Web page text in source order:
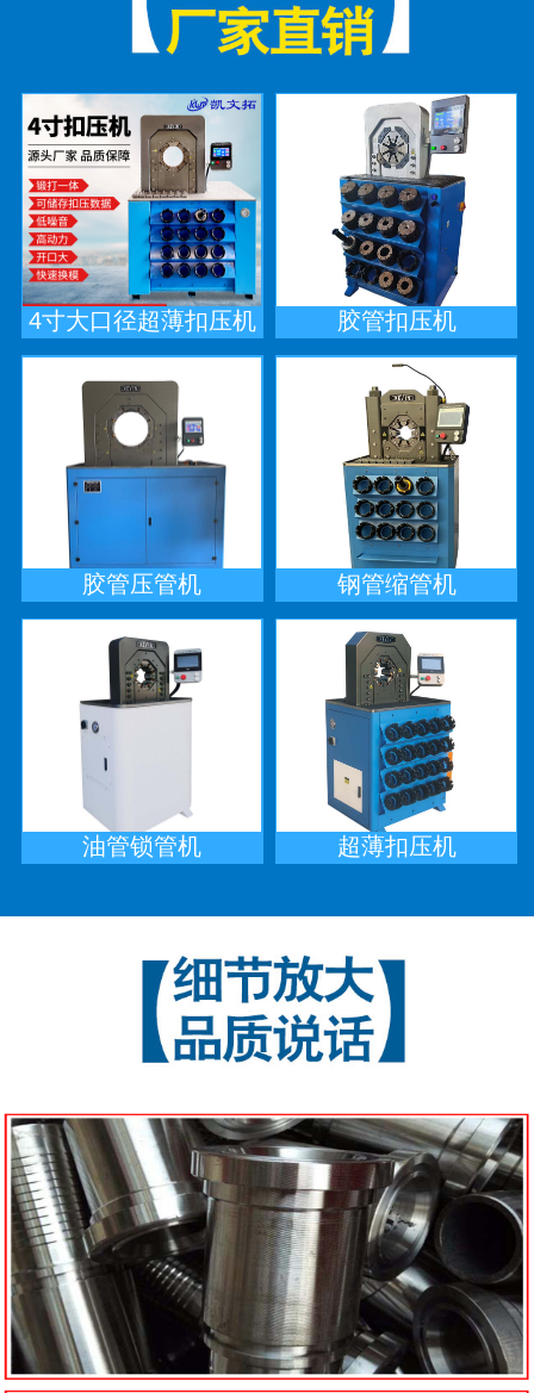
4寸大口径超薄扣压机 胶管扣压机
胶管压管机 钢管缩管机
油管锁管机 超薄扣压机